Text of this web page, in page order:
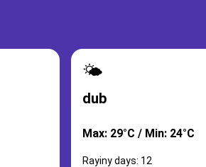
🌤️
dub
Max: 29°C / Min: 24°C
Rayiny days: 12